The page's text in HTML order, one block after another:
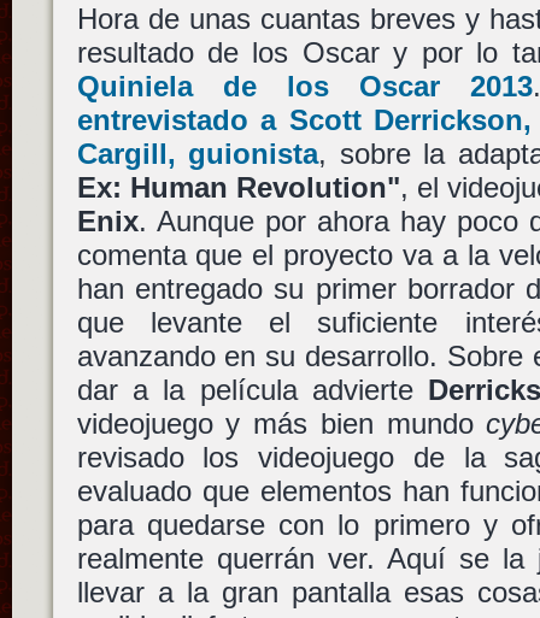
Hora de unas cuantas breves y
resultado de los Oscar y por lo
Quiniela de los Oscar 2013
entrevistado a Scott
Cargill, guionista, sobre la
Ex: Human Revolution", el
Enix. Aunque por ahora hay poco
comenta que el proyecto va a la
han entregado su primer borrador
que levante el suficiente
avanzando en su desarrollo. Sobre
dar a la película advierte
videojuego y más bien mundo
revisado los videojuego de la
evaluado que elementos han
para quedarse con lo primero y
realmente querrán ver. Aquí se la
llevar a la gran pantalla esas